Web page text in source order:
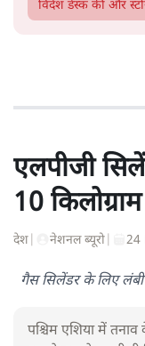
विदेश डेस्क की और
एलपीजी
10
देश नेशनल ब्यूरो 24